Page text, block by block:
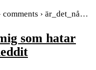
comments › är_det_nå…
som hatar